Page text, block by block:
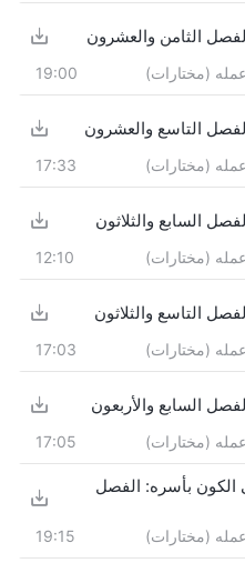
الثامن والعشرون
19:00
التاسع والعشرون
17:33
السابع والثلاثون
12:10
التاسع والثلاثون
17:03
السابع والأربعون
17:05
الكون بأسره: الفصل
19:15